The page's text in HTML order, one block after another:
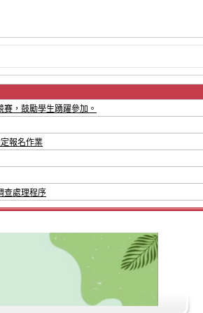
，鼓勵學生踴躍參加。
報名作業
查處理程序